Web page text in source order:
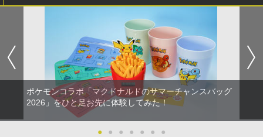
ポケモンコラボ「マクドナルドのサマーチャンスバッグ
2026」をひと足お先に体験してみた！
● ● ● ● ● ● ●